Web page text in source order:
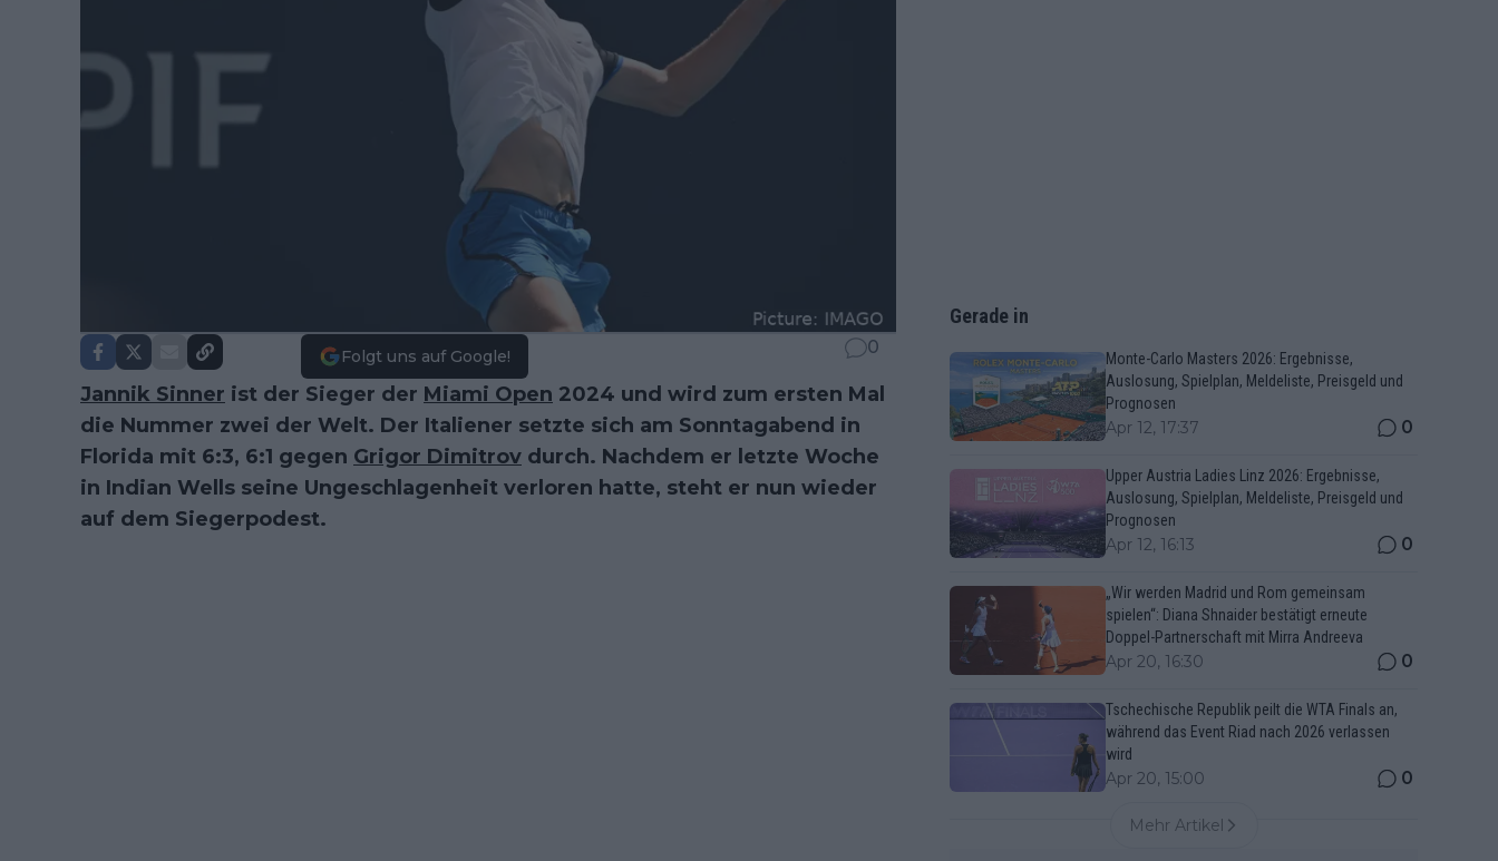
Folgt uns auf Google! 0
Jannik Sinner ist der Sieger der Miami Open 2024 und wird zum ersten Mal
die Nummer zwei der Welt. Der Italiener setzte sich am Sonntagabend in
Florida mit 6:3, 6:1 gegen Grigor Dimitrov durch. Nachdem er letzte Woche
in Indian Wells seine Ungeschlagenheit verloren hatte, steht er nun wieder
auf dem Siegerpodest.
Gerade in
Monte-Carlo Masters 2026: Ergebnisse,
Auslosung, Spielplan, Meldeliste, Preisgeld und
Prognosen
Apr 12, 17:37 0
Upper Austria Ladies Linz 2026: Ergebnisse,
Auslosung, Spielplan, Meldeliste, Preisgeld und
Prognosen
Apr 12, 16:13 0
„Wir werden Madrid und Rom gemeinsam
spielen“: Diana Shnaider bestätigt erneute
Doppel-Partnerschaft mit Mirra Andreeva
Apr 20, 16:30 0
Tschechische Republik peilt die WTA Finals an,
während das Event Riad nach 2026 verlassen
wird
Apr 20, 15:00 0
Mehr Artikel